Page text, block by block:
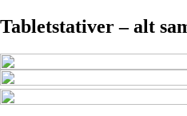
Tabletstativer – alt